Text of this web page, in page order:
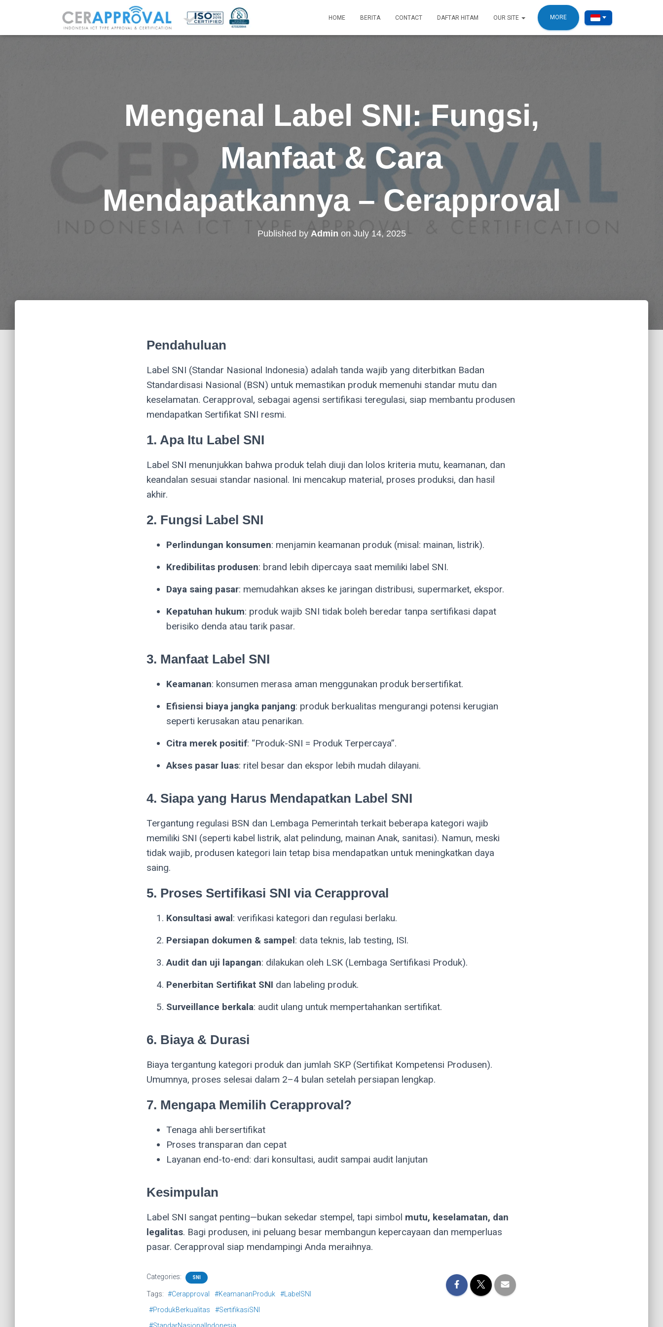
HOME BERITA CONTACT DAFTAR HITAM OUR SITE MORE
Mengenal Label SNI: Fungsi,
Manfaat & Cara
Mendapatkannya – Cerapproval
Published by Admin on July 14, 2025
Pendahuluan
Label SNI (Standar Nasional Indonesia) adalah tanda wajib yang diterbitkan Badan
Standardisasi Nasional (BSN) untuk memastikan produk memenuhi standar mutu dan
keselamatan. Cerapproval, sebagai agensi sertifikasi teregulasi, siap membantu produsen
mendapatkan Sertifikat SNI resmi.
1. Apa Itu Label SNI
Label SNI menunjukkan bahwa produk telah diuji dan lolos kriteria mutu, keamanan, dan
keandalan sesuai standar nasional. Ini mencakup material, proses produksi, dan hasil
akhir.
2. Fungsi Label SNI
Perlindungan konsumen: menjamin keamanan produk (misal: mainan, listrik).
Kredibilitas produsen: brand lebih dipercaya saat memiliki label SNI.
Daya saing pasar: memudahkan akses ke jaringan distribusi, supermarket, ekspor.
Kepatuhan hukum: produk wajib SNI tidak boleh beredar tanpa sertifikasi dapat
berisiko denda atau tarik pasar.
3. Manfaat Label SNI
Keamanan: konsumen merasa aman menggunakan produk bersertifikat.
Efisiensi biaya jangka panjang: produk berkualitas mengurangi potensi kerugian
seperti kerusakan atau penarikan.
Citra merek positif: “Produk-SNI = Produk Terpercaya”.
Akses pasar luas: ritel besar dan ekspor lebih mudah dilayani.
4. Siapa yang Harus Mendapatkan Label SNI
Tergantung regulasi BSN dan Lembaga Pemerintah terkait beberapa kategori wajib
memiliki SNI (seperti kabel listrik, alat pelindung, mainan Anak, sanitasi). Namun, meski
tidak wajib, produsen kategori lain tetap bisa mendapatkan untuk meningkatkan daya
saing.
5. Proses Sertifikasi SNI via Cerapproval
Konsultasi awal: verifikasi kategori dan regulasi berlaku.
Persiapan dokumen & sampel: data teknis, lab testing, ISI.
Audit dan uji lapangan: dilakukan oleh LSK (Lembaga Sertifikasi Produk).
Penerbitan Sertifikat SNI dan labeling produk.
Surveillance berkala: audit ulang untuk mempertahankan sertifikat.
6. Biaya & Durasi
Biaya tergantung kategori produk dan jumlah SKP (Sertifikat Kompetensi Produsen).
Umumnya, proses selesai dalam 2–4 bulan setelah persiapan lengkap.
7. Mengapa Memilih Cerapproval?
Tenaga ahli bersertifikat
Proses transparan dan cepat
Layanan end-to-end: dari konsultasi, audit sampai audit lanjutan
Kesimpulan
Label SNI sangat penting—bukan sekedar stempel, tapi simbol mutu, keselamatan, dan
legalitas. Bagi produsen, ini peluang besar membangun kepercayaan dan memperluas
pasar. Cerapproval siap mendampingi Anda meraihnya.
Categories: SNI
Tags: #Cerapproval #KeamananProduk
#LabelSNI
#ProdukBerkualitas
#SertifikasiSNI